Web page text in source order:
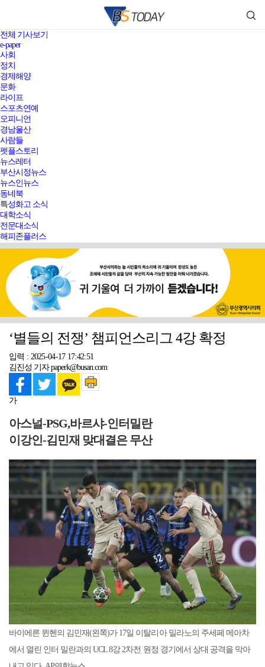
전체 기사보기
e-paper
사회
정치
경제해양
문화
라이프
스포츠연예
오피니언
경남울산
사람들
펫플스토리
뉴스레터
부산시정뉴스
뉴스인뉴스
동네북
특성화고 소식
대학소식
전문대소식
해피존플러스
‘별들의 전쟁’ 챔피언스리그 4강 확정
입력 : 2025-04-17 17:42:51
김진성 기자 paperk@busan.com
가
아스널-PSG,바르샤-인터밀란
이강인-김민재 맞대결은 무산
바이에른 뮌헨의 김민재(왼쪽)가 17일 이탈리아 밀라노의 주세페 메아차
에서 열린 인터 밀란과의 UCL 8강 2차전 원정 경기에서 상대 공격을 막아